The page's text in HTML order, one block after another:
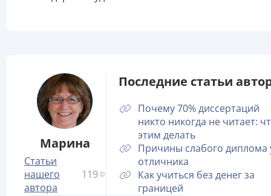
Марина
Статьи
нашего
автора
119
Последние статьи
Почему 70% диссертаций
никто никогда не читает:
этим делать
Причины слабого диплома
отличника
Как учиться без денег за
границей